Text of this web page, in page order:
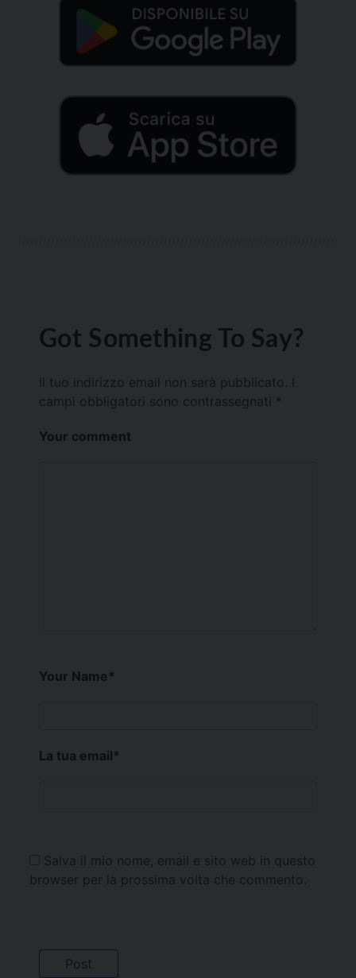
Got Something To Say?
Il tuo indirizzo email non sarà pubblicato.
campi obbligatori sono contrassegnati *
Your comment
Your Name*
La tua email*
Salva il mio nome, email e sito web in questo
browser per la prossima volta che commento.